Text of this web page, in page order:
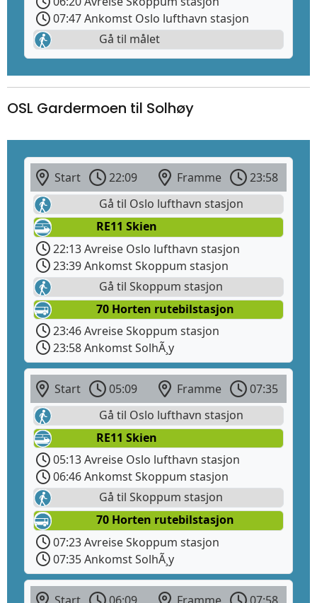
07:47 Ankomst Oslo lufthavn stasjon
Gå til målet
OSL Gardermoen til Solhøy
Start 22:09 Framme
23:58
Gå til Oslo lufthavn stasjon
RE11 Skien
22:13 Avreise Oslo lufthavn stasjon
23:39 Ankomst Skoppum stasjon
Gå til Skoppum stasjon
70 Horten rutebilstasjon
23:46 Avreise Skoppum stasjon
23:58 Ankomst SolhÃ¸y
Start 05:09 Framme
07:35
Gå til Oslo lufthavn stasjon
RE11 Skien
05:13 Avreise Oslo lufthavn stasjon
06:46 Ankomst Skoppum stasjon
Gå til Skoppum stasjon
70 Horten rutebilstasjon
07:23 Avreise Skoppum stasjon
07:35 Ankomst SolhÃ¸y
Start 06:09 Framme 07:58